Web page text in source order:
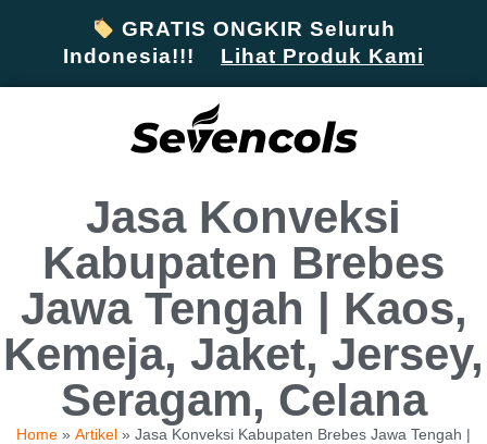
GRATIS ONGKIR Seluruh
Indonesia!!! Lihat Produk Kami
Jasa Konveksi
Kabupaten Brebes
Jawa Tengah | Kaos,
Kemeja, Jaket, Jersey,
Seragam, Celana
Home » Artikel » Jasa Konveksi Kabupaten Brebes Jawa Tengah |